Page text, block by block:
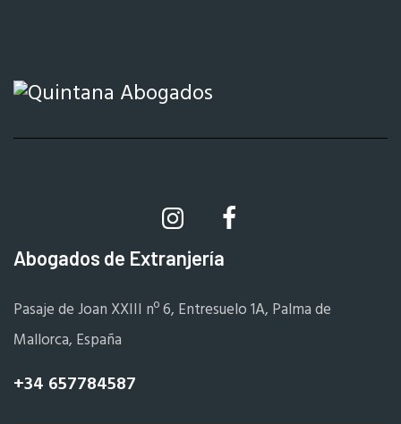
Abogados de Extranjería
Pasaje de Joan XXIII nº 6, Entresuelo 1A, Palma de
Mallorca, España
+34 657784587